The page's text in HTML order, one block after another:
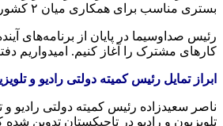
بستری مناسب برای همکاری‌ میان ۲ کشور و بهره‌بردن از تجارب یکدیگر در مسیر پیشرفت عنوان کرد.
کارهای مشترک را آغاز کنیم. امیدواریم
ابراز تمایل رئیس کمیته دولتی رادیو و
ناصر سعیدزاده رئیس کمیته دولتی رادیو
تلویزیون و رادیو در تاجیکستان تدوین